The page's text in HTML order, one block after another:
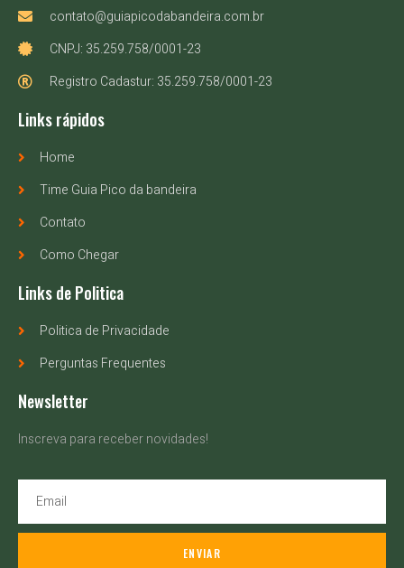
contato@guiapicodabandeira.com.br
CNPJ: 35.259.758/0001-23
Registro Cadastur: 35.259.758/0001-23
Links rápidos
Home
Time Guia Pico da bandeira
Contato
Como Chegar
Links de Politica
Politica de Privacidade
Perguntas Frequentes
Newsletter
Inscreva para receber novidades!
ENVIAR